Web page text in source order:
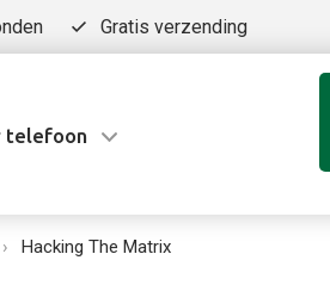
Gratis verzending
telefoon
Hacking The Matrix